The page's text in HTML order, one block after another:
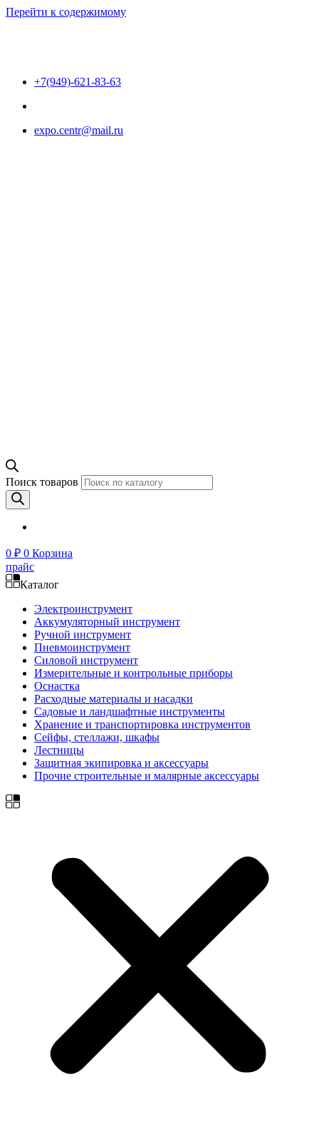
Перейти к содержимому
+7(949)-621-83-63
expo.centr@mail.ru
Поиск товаров
0 ₽ 0 Корзина
прайс
Каталог
Электроинструмент
Аккумуляторный инструмент
Ручной инструмент
Пневмоинструмент
Силовой инструмент
Измерительные и контрольные приборы
Оснастка
Расходные материалы и насадки
Садовые и ландшафтные инструменты
Хранение и транспортировка инструментов
Сейфы, стеллажи, шкафы
Лестницы
Защитная экипировка и аксессуары
Прочие строительные и малярные аксессуары